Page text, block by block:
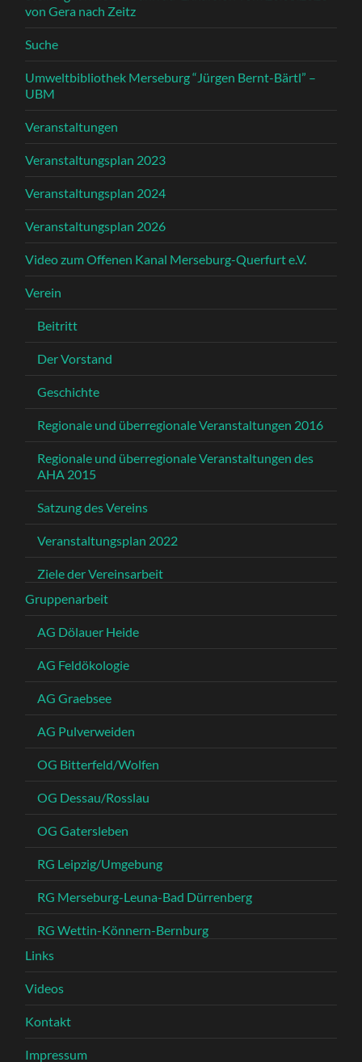
von Gera nach Zeitz
Suche
Umweltbibliothek Merseburg “Jürgen Bernt-Bärtl” –
UBM
Veranstaltungen
Veranstaltungsplan 2023
Veranstaltungsplan 2024
Veranstaltungsplan 2026
Video zum Offenen Kanal Merseburg-Querfurt e.V.
Verein
Beitritt
Der Vorstand
Geschichte
Regionale und überregionale Veranstaltungen 2016
Regionale und überregionale Veranstaltungen des
AHA 2015
Satzung des Vereins
Veranstaltungsplan 2022
Ziele der Vereinsarbeit
Gruppenarbeit
AG Dölauer Heide
AG Feldökologie
AG Graebsee
AG Pulverweiden
OG Bitterfeld/Wolfen
OG Dessau/Rosslau
OG Gatersleben
RG Leipzig/Umgebung
RG Merseburg-Leuna-Bad Dürrenberg
RG Wettin-Könnern-Bernburg
Links
Videos
Kontakt
Impressum